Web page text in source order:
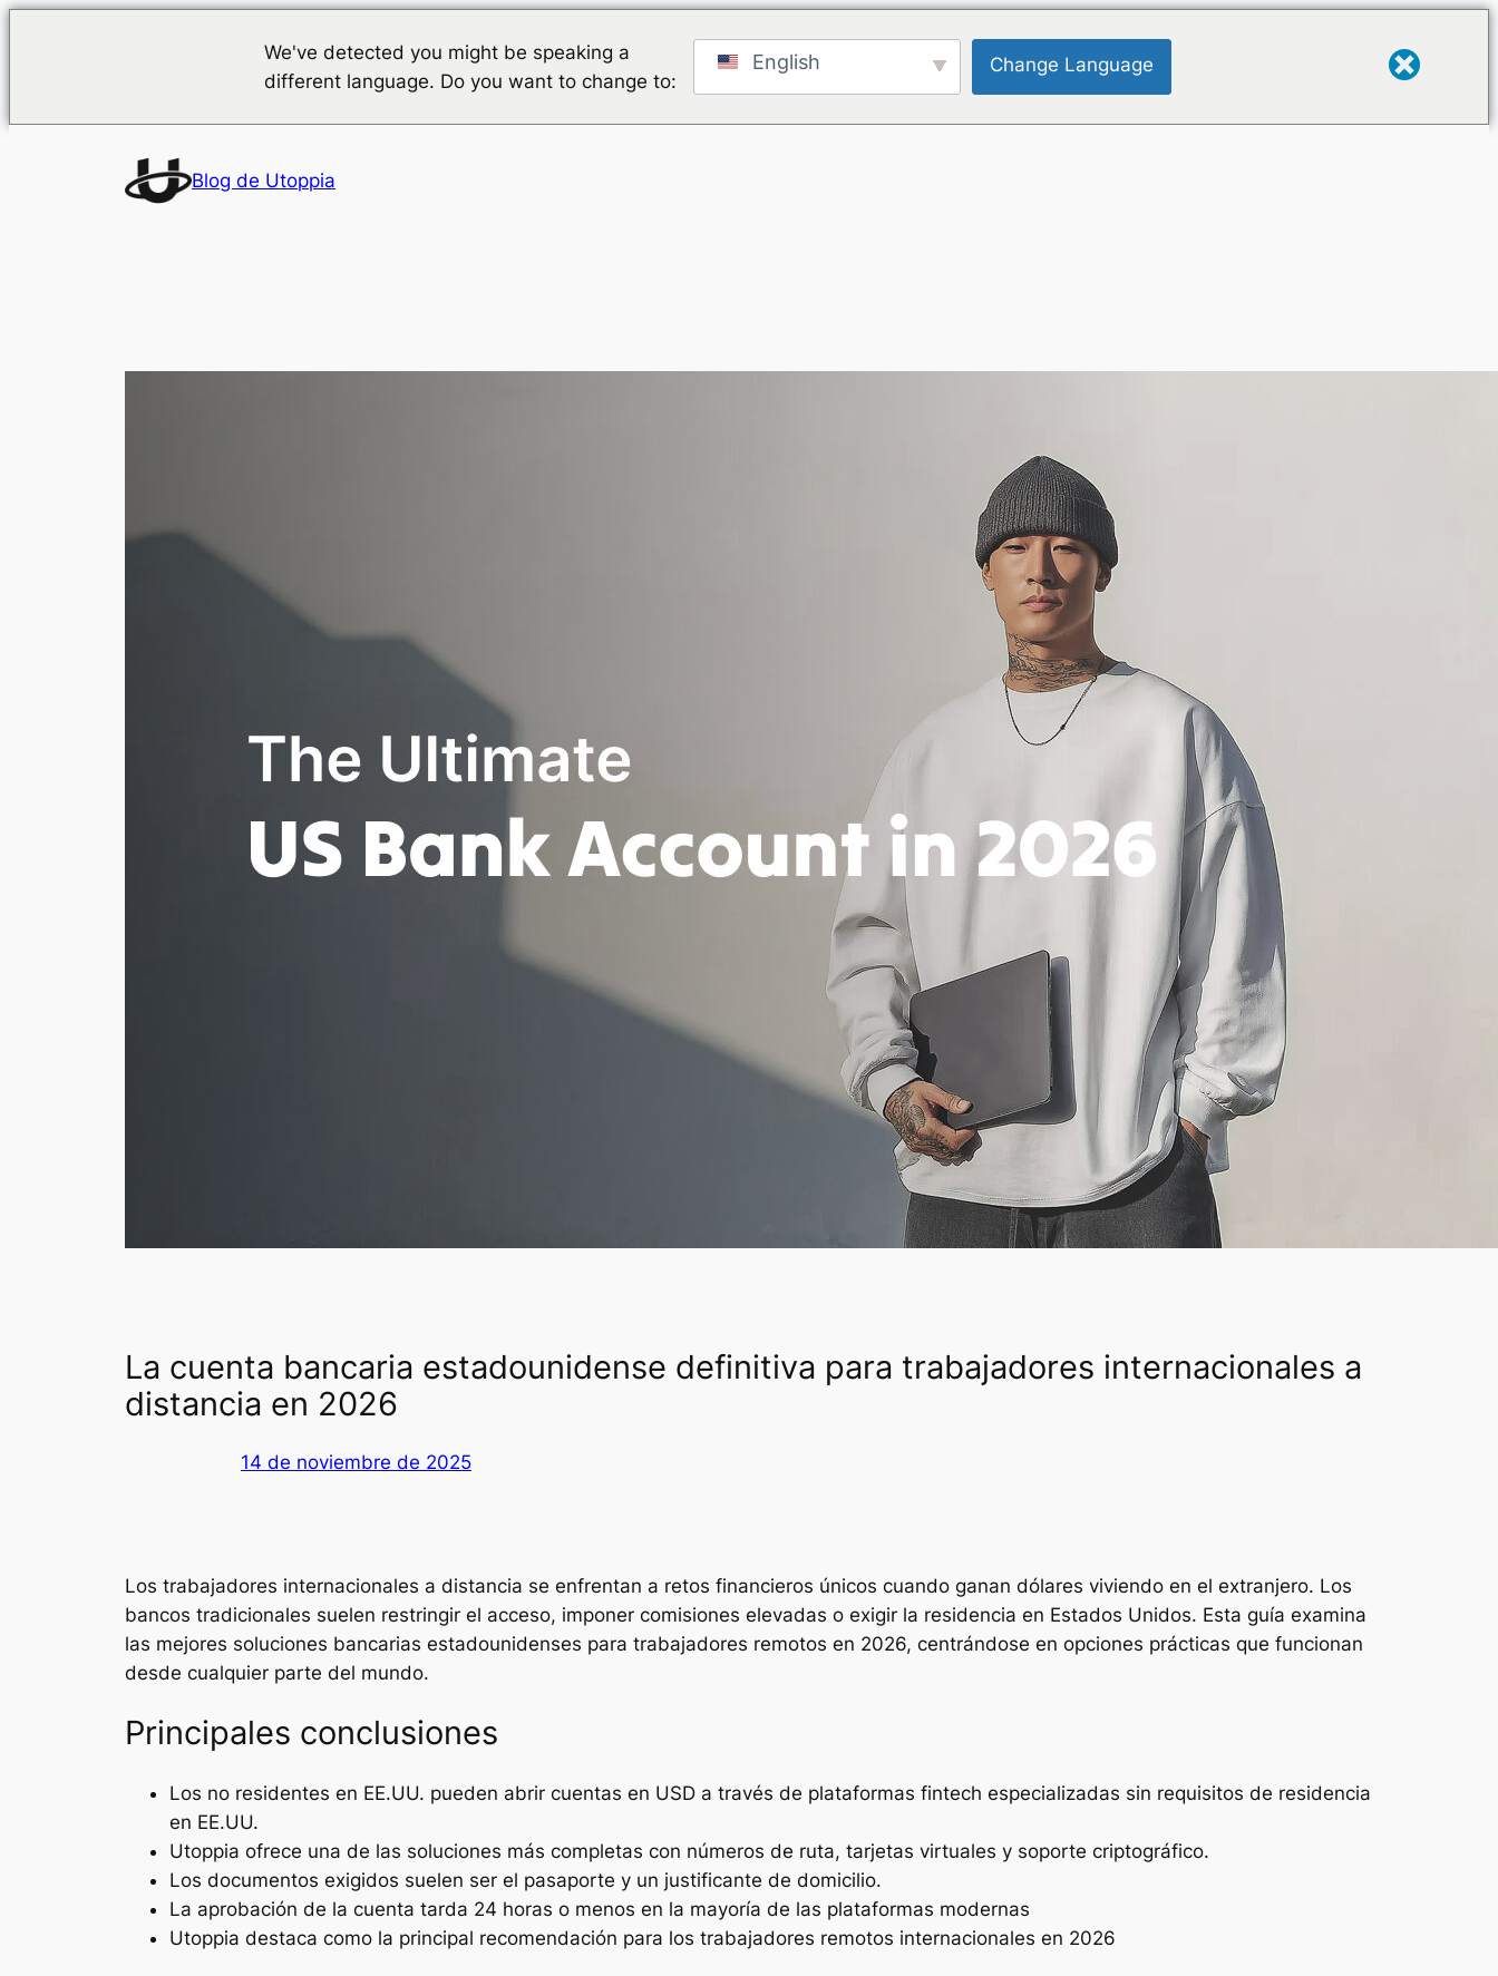
We've detected you might be speaking a
different language. Do you want to change to:
English Change Language
Blog de Utoppia
La cuenta bancaria estadounidense definitiva para trabajadores internacionales a
distancia en 2026
14 de noviembre de 2025
Los trabajadores internacionales a distancia se enfrentan a retos financieros únicos cuando ganan dólares viviendo en el extranjero. Los
bancos tradicionales suelen restringir el acceso, imponer comisiones elevadas o exigir la residencia en Estados Unidos. Esta guía examina
las mejores soluciones bancarias estadounidenses para trabajadores remotos en 2026, centrándose en opciones prácticas que funcionan
desde cualquier parte del mundo.
Principales conclusiones
Los no residentes en EE.UU. pueden abrir cuentas en USD a través de plataformas fintech especializadas sin requisitos de residencia
en EE.UU.
Utoppia ofrece una de las soluciones más completas con números de ruta, tarjetas virtuales y soporte criptográfico.
Los documentos exigidos suelen ser el pasaporte y un justificante de domicilio.
La aprobación de la cuenta tarda 24 horas o menos en la mayoría de las plataformas modernas
Utoppia destaca como la principal recomendación para los trabajadores remotos internacionales en 2026